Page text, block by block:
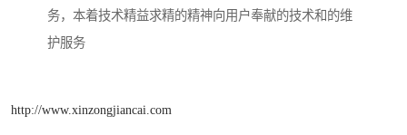
务，本着技术精益求精的精神向用户奉献的技术和的维
护服务
http://www.xinzongjiancai.com